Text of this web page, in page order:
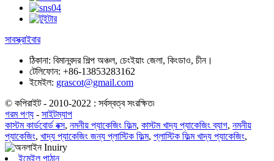
সাবস্ক্রাইবার
ঠিকানা: বিমানবন্দর শিল্প অঞ্চল, চেংইয়াং জেলা, কিংডাও, চীন।
টেলিফোন: +86-13853283162
ইমেইল: grascot@gmail.com
© কপিরাইট - 2010-2022 : সর্বস্বত্ব সংরক্ষিত৷
গরম পণ্য - সাইটম্যাপ
কাস্টম কার্ডবোর্ড বক্স, নমনীয় প্যাকেজিং ফিল্ম, কাস্টম খাদ্য প্যাকেজিং ব্যাগ, নমনীয়
প্যাকেজিং, খাদ্য প্যাকেজিং জন্য প্লাস্টিক ফিল্ম, প্লাস্টিক ফিল্ম খাদ্য প্যাকেজিং,
ইমেইল পাঠান